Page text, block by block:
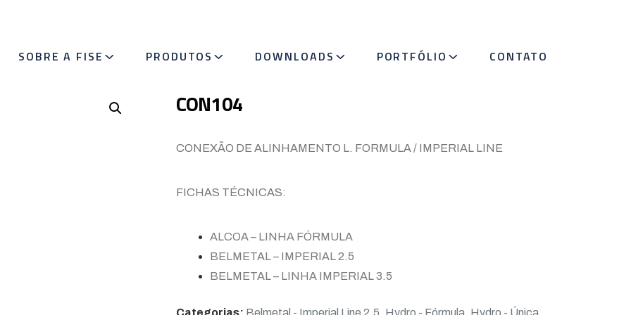
SOBRE A FISE PRODUTOS DOWNLOADS PORTFÓLIO CONTATO
CON104
CONEXÃO DE ALINHAMENTO L. FORMULA / IMPERIAL LINE
FICHAS TÉCNICAS:
ALCOA – LINHA FÓRMULA
BELMETAL – IMPERIAL 2.5
BELMETAL – LINHA IMPERIAL 3.5
Categorias: Belmetal - Imperial Line 2.5 Hydro - Fórmula Hydro - Única